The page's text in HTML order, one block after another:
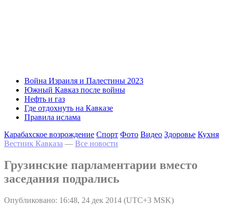
Война Израиля и Палестины 2023
Южный Кавказ после войны
Нефть и газ
Где отдохнуть на Кавказе
Правила ислама
Карабахское возрождение Спорт Фото Видео Здоровье Кухня
Вестник Кавказа — Все новости
Грузинские парламентарии вместо
заседания подрались
Опубликовано: 16:48, 24 дек 2014 (UTC+3 MSK)